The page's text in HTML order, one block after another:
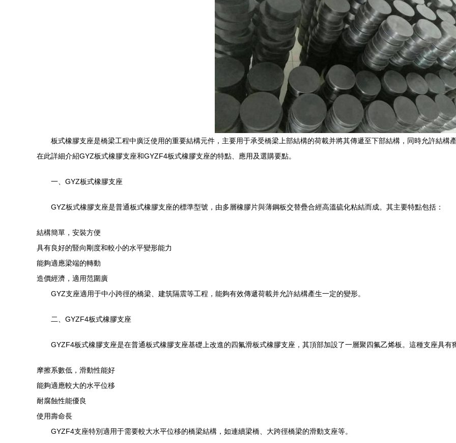
板式橡膠支座是橋梁工程中廣泛使用的重要結構元件，主要用于承受橋梁上部結構的荷載并將其傳遞至下部結構，同時允許結構
在此詳細介紹GYZ板式橡膠支座和GYZF4板式橡膠支座的特點、應用及選購要點。
一、GYZ板式橡膠支座
GYZ板式橡膠支座是普通板式橡膠支座的標準型號，由多層橡膠片與薄鋼板交替疊合經高溫硫化粘結而成。其主要特點包括：
結構簡單，安裝方便
具有良好的豎向剛度和較小的水平變形能力
能夠適應梁端的轉動
造價經濟，適用范圍廣
GYZ支座適用于中小跨徑的橋梁、建筑隔震等工程，能夠有效傳遞荷載并允許結構產生一定的變形。
二、GYZF4板式橡膠支座
GYZF4板式橡膠支座是在普通板式橡膠支座基礎上改進的四氟滑板式橡膠支座，其頂部加設了一層聚四氟乙烯板。這種支座具有
摩擦系數低，滑動性能好
能夠適應較大的水平位移
耐腐蝕性能優良
使用壽命長
GYZF4支座特別適用于需要較大水平位移的橋梁結構，如連續梁橋、大跨徑橋梁的滑動支座等。